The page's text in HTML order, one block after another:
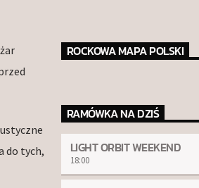
do tych,
ROCKOWA MAPA POLSKI
RAMÓWKA NA DZIŚ
LIGHT ORBIT WEEKEND
18:00